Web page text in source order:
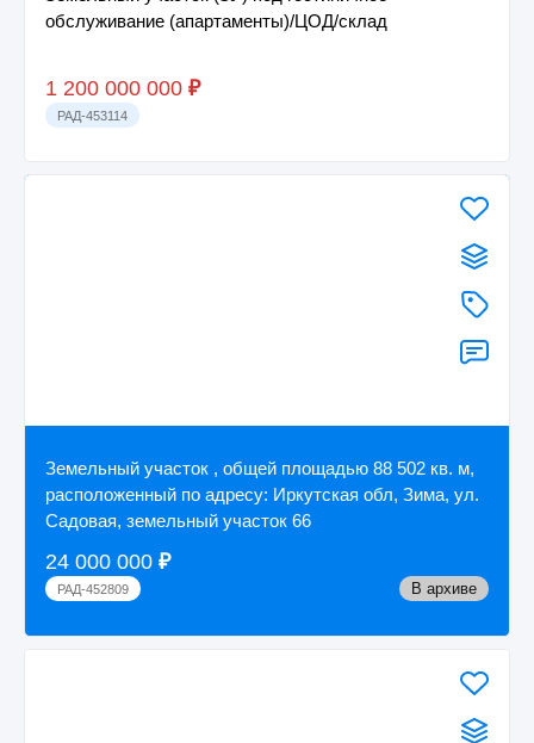
обслуживание (апартаменты)/ЦОД/склад
1 200 000 000 ₽
РАД-453114
Земельный участок , общей площадью 88 502 кв. м,
расположенный по адресу: Иркутская обл, Зима, ул.
Садовая, земельный участок 66
24 000 000 ₽
РАД-452809 В архиве